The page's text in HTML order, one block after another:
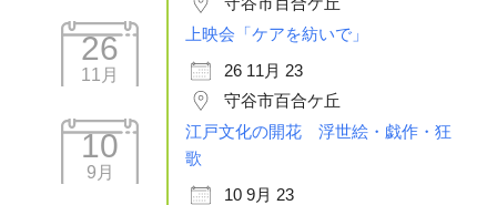
26
11月
上映会「ケアを紡いで」
26 11月 23
守谷市百合ケ丘
10
9月
江戸文化の開花 浮世絵・戯作・狂
歌
10 9月 23